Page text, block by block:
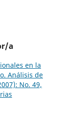
a
en la
Análisis de
No. 49,